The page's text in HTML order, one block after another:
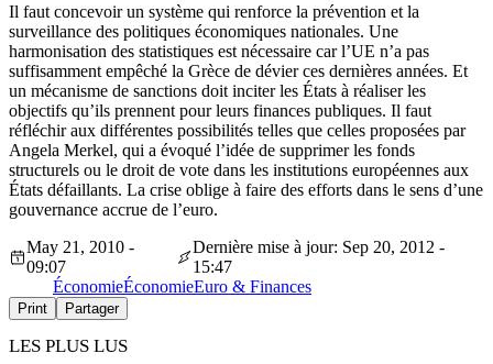
Il faut concevoir un système qui renforce la prévention et la
surveillance des politiques économiques nationales. Une
harmonisation des statistiques est nécessaire car l’UE n’a pas
suffisamment empêché la Grèce de dévier ces dernières années. Et
un mécanisme de sanctions doit inciter les États à réaliser les
objectifs qu’ils prennent pour leurs finances publiques. Il faut
réfléchir aux différentes possibilités telles que celles proposées par
Angela Merkel, qui a évoqué l’idée de supprimer les fonds
structurels ou le droit de vote dans les institutions européennes aux
États défaillants. La crise oblige à faire des efforts dans le sens d’une
gouvernance accrue de l’euro.
May 21, 2010 -
09:07
Dernière mise à jour: Sep 20, 2012 -
15:47
ÉconomieÉconomieEuro & Finances
Print Partager
LES PLUS LUS